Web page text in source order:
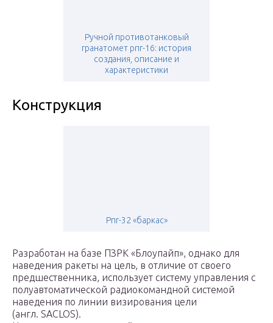
Ручной противотанковый
гранатомет рпг-16: история
создания, описание и
характеристики
Конструкция
Рпг-32 «баркас»
Разработан на базе ПЗРК «Блоупайп», однако для
наведения ракеты на цель, в отличие от своего
предшественника, использует систему управления с
полуавтоматической радиокомандной системой
наведения по линии визирования цели
(англ. SACLOS).